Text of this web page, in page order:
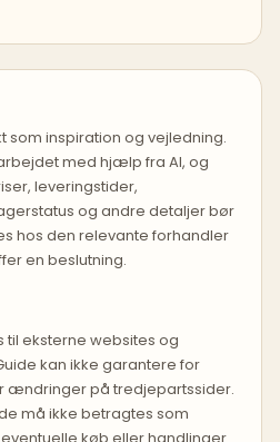
inspiration og vejledning.
med hjælp fra AI, og
leveringstider,
og andre detaljer bør
hos den relevante forhandler
en beslutning.
til eksterne websites og
kan ikke garantere for
ændringer på tredjepartssider.
må ikke betragtes som